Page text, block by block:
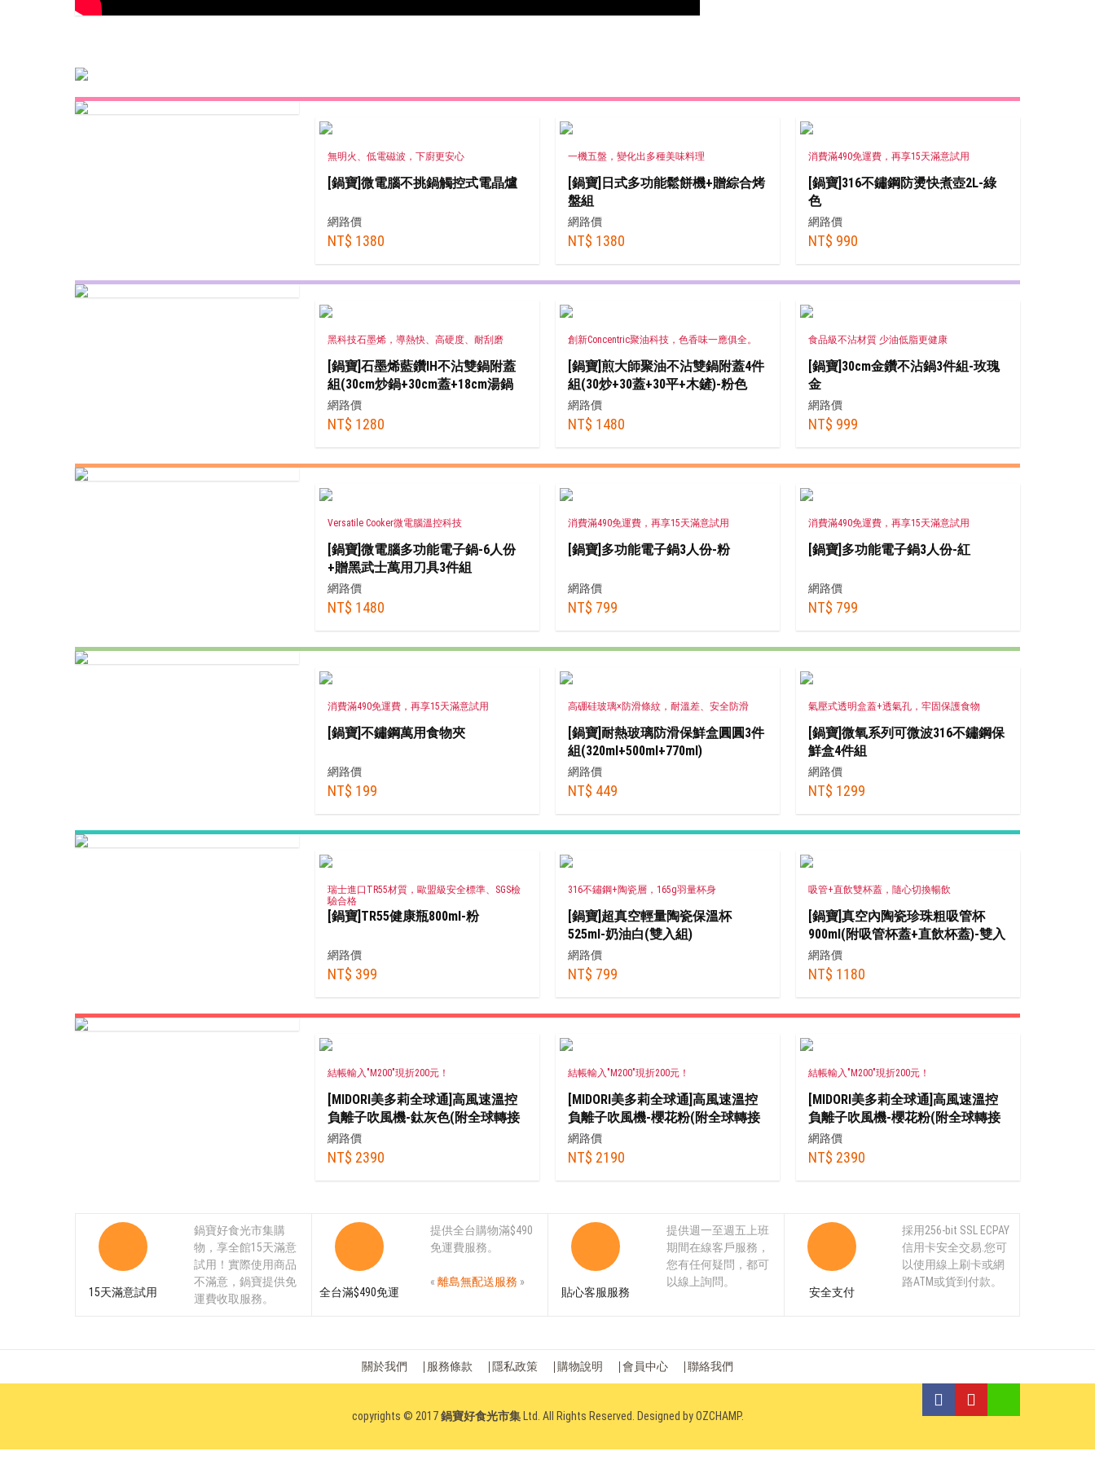
無明火、低電磁波，下廚更安心
[鍋寶]微電腦不挑鍋觸控式電晶爐
網路價
NT$ 1380
一機五盤，變化出多種美味料理
[鍋寶]日式多功能鬆餅機+贈綜合烤
盤組
網路價
NT$ 1380
消費滿490免運費，再享15天滿意試用
[鍋寶]316不鏽鋼防燙快煮壺2L-綠
色
網路價
NT$ 990
黑科技石墨烯，導熱快、高硬度、耐刮磨
[鍋寶]石墨烯藍鑽IH不沾雙鍋附蓋
組(30cm炒鍋+30cm蓋+18cm湯鍋
+18cm蓋)+贈木鏟
網路價
NT$ 1280
創新Concentric聚油科技，色香味一應俱全。
[鍋寶]煎大師聚油不沾雙鍋附蓋4件
組(30炒+30蓋+30平+木鏟)-粉色
網路價
NT$ 1480
食品級不沾材質 少油低脂更健康
[鍋寶]30cm金鑽不沾鍋3件組-玫瑰
金
網路價
NT$ 999
Versatile Cooker微電腦溫控科技
[鍋寶]微電腦多功能電子鍋-6人份
+贈黑武士萬用刀具3件組
網路價
NT$ 1480
消費滿490免運費，再享15天滿意試用
[鍋寶]多功能電子鍋3人份-粉
網路價
NT$ 799
消費滿490免運費，再享15天滿意試用
[鍋寶]多功能電子鍋3人份-紅
網路價
NT$ 799
消費滿490免運費，再享15天滿意試用
[鍋寶]不鏽鋼萬用食物夾
網路價
NT$ 199
高硼硅玻璃×防滑條紋，耐溫差、安全防滑
[鍋寶]耐熱玻璃防滑保鮮盒圓圓3件
組(320ml+500ml+770ml)
網路價
NT$ 449
氣壓式透明盒蓋+透氣孔，牢固保護食物
[鍋寶]微氧系列可微波316不鏽鋼保
鮮盒4件組
(600ml+1300ml+2900ml*2)
網路價
NT$ 1299
瑞士進口TR55材質，歐盟級安全標準、SGS檢
驗合格
[鍋寶]TR55健康瓶800ml-粉
網路價
NT$ 399
316不鏽鋼+陶瓷層，165g羽量杯身
[鍋寶]超真空輕量陶瓷保溫杯
525ml-奶油白(雙入組)
網路價
NT$ 799
吸管+直飲雙杯蓋，隨心切換暢飲
[鍋寶]真空內陶瓷珍珠粗吸管杯
900ml(附吸管杯蓋+直飲杯蓋)-雙入
組
網路價
NT$ 1180
結帳輸入"M200"現折200元！
[MIDORI美多莉全球通]高風速溫控
負離子吹風機-鈦灰色(附全球轉接
頭)+贈順髮吹頭+捲髮烘罩+抗毛躁
吹頭+收納袋
網路價
NT$ 2390
結帳輸入"M200"現折200元！
[MIDORI美多莉全球通]高風速溫控
負離子吹風機-櫻花粉(附全球轉接
頭)+贈順髮吹頭+收納袋
網路價
NT$ 2190
結帳輸入"M200"現折200元！
[MIDORI美多莉全球通]高風速溫控
負離子吹風機-櫻花粉(附全球轉接
頭)+贈順髮吹頭+捲髮烘罩+抗毛躁
吹頭+收納袋
網路價
NT$ 2390
15天滿意試用
鍋寶好食光市集購
物，享全館15天滿意
試用！實際使用商品
不滿意，鍋寶提供免
運費收取服務。
全台滿$490免運
提供全台購物滿$490
免運費服務。
« 離島無配送服務 »
貼心客服服務
提供週一至週五上班
期間在線客戶服務，
您有任何疑問，都可
以線上詢問。
安全支付
採用256-bit SSL ECPAY
信用卡安全交易.您可
以使用線上刷卡或網
路ATM或貨到付款。
關於我們 服務條款 隱私政策 購物說明 會員中心 聯絡我們
copyrights © 2017鍋寶好食光市集Ltd. All Rights Reserved. Designed byOZCHAMP.